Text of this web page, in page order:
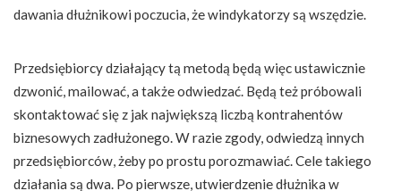
dawania dłużnikowi poczucia, że windykatorzy są wszędzie.
Przedsiębiorcy działający tą metodą będą więc ustawicznie
dzwonić, mailować, a także odwiedzać. Będą też próbowali
skontaktować się z jak największą liczbą kontrahentów
biznesowych zadłużonego. W razie zgody, odwiedzą innych
przedsiębiorców, żeby po prostu porozmawiać. Cele takiego
działania są dwa. Po pierwsze, utwierdzenie dłużnika w